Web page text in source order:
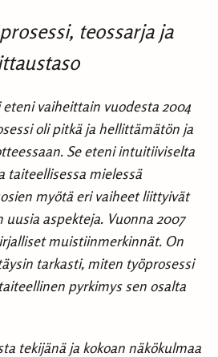
teossarja ja
vaiheittain vuodesta 2004
oli pitkä ja hellittämätön ja
Se eteni intuitiiviselta
taiteellisessa mielessä
myötä eri vaiheet liittyivät
aspekteja. Vuonna 2007
muistiinmerkinnät. On
tarkasti, miten työprosessi
pyrkimys sen osalta
tekijänä ja kokoan näkökulmaa